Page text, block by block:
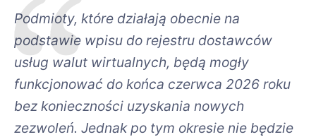
Podmioty, które działają obecnie na
podstawie wpisu do rejestru dostawców
usług walut wirtualnych, będą mogły
funkcjonować do końca czerwca 2026 roku
bez konieczności uzyskania nowych
zezwoleń. Jednak po tym okresie nie będzie